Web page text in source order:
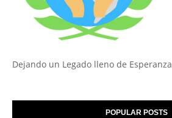
Dejando un Legado lleno de Esperanza
POPULAR POSTS